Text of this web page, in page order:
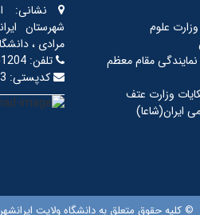
علوم
نمایندگی مقام معظم
وزارت عتف
ایران(شاعا)
نشانی:
مرادی ،
تلفن:
کدپستی:
© کلیه حقوق متعلق به دانشگاه ولایت